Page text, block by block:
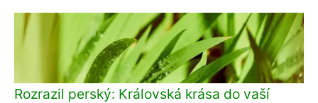
Rozrazil perský: Královská krása do vaší